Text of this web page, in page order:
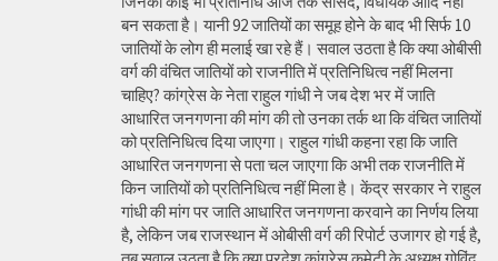
बन सकता है। यानी 92 जातियों का समूह होने के बाद भी सिर्फ 10
जातियों के लोग ही मलाई खा रहे हैं। सवाल उठता है कि क्या ओबीसी
वर्ग की वंचित जातियों को राजनीति में प्रतिनिधित्व नहीं मिलना
चाहिए? कांग्रेस के नेता राहुल गांधी ने जब देश भर में जाति
आधारित जनगणना की मांग की तो उनका तर्क था कि वंचित जातियों
को प्रतिनिधित्व दिया जाएगा। राहुल गांधी कहना रहा कि जाति
आधारित जनगणना से पता चल जाएगा कि अभी तक राजनीति में
किन जातियों को प्रतिनिधित्व नहीं मिला है। केंद्र सरकार ने राहुल
गांधी की मांग पर जाति आधारित जनगणना करवाने का निर्णय लिया
है, लेकिन जब राजस्थान में ओबीसी वर्ग की रिपोर्ट उजागर हो गई है,